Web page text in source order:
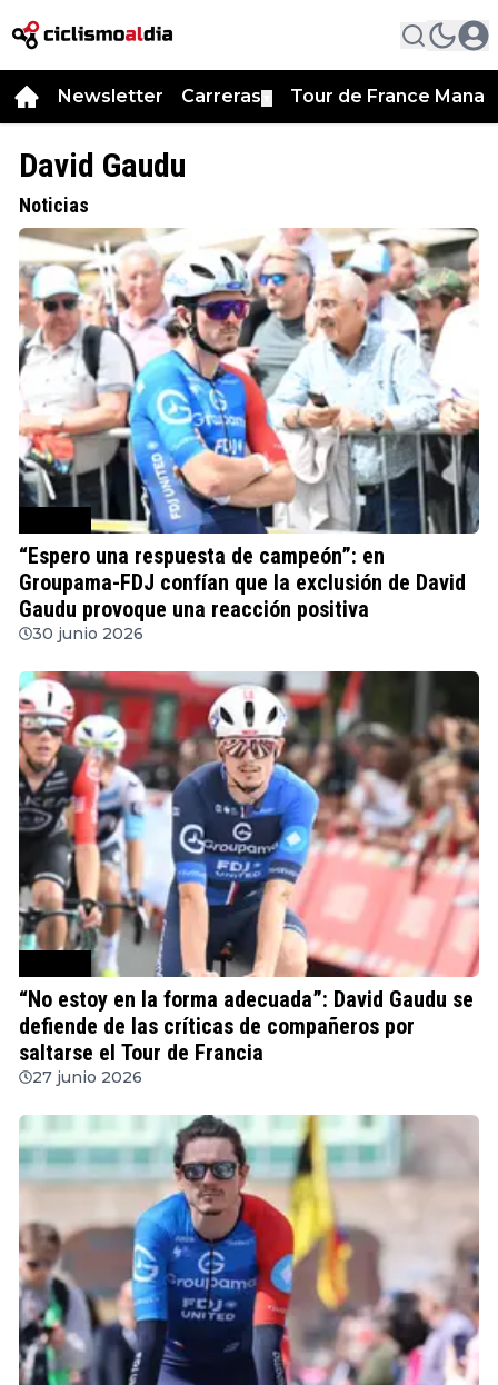
Newsletter Carreras Tour de France
David Gaudu
Noticias
“Espero una respuesta de campeón”: en
Groupama-FDJ confían que la exclusión de David
Gaudu provoque una reacción positiva
30 junio 2026
“No estoy en la forma adecuada”: David Gaudu se
defiende de las críticas de compañeros por
saltarse el Tour de Francia
27 junio 2026